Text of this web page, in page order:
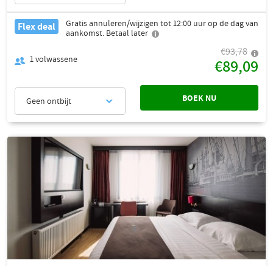
Flex deal
Gratis annuleren/wijzigen tot 12:00 uur op de dag van
aankomst. Betaal later
1volwassene
€93,78
€89,09
Geen ontbijt BOEK NU